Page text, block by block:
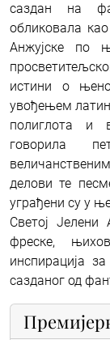
саздан на
обликовала
Анжујске по
истини о
увођењем
полиглота и
говорила
делови те
уграђени су у
Светој Јелени
фреске,
инспирација
сазданог од